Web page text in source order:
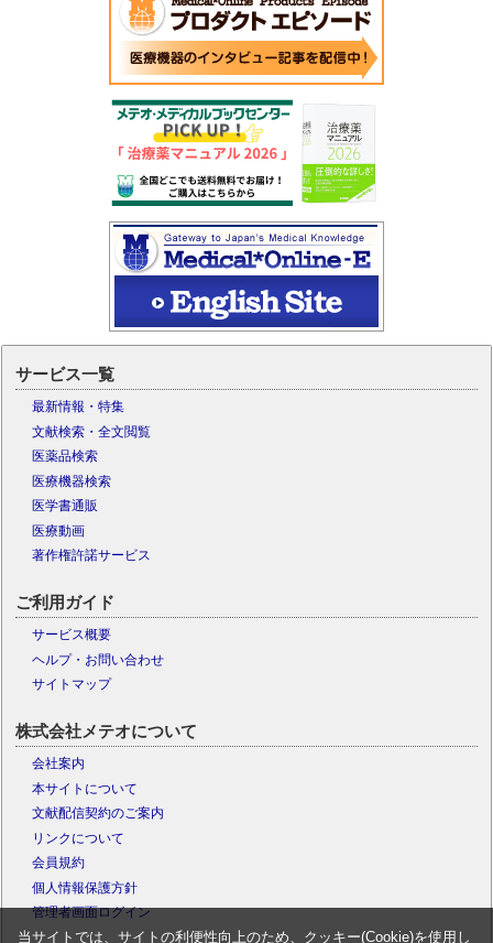
サービス一覧
最新情報・特集
文献検索・全文閲覧
医薬品検索
医療機器検索
医学書通販
医療動画
著作権許諾サービス
ご利用ガイド
サービス概要
ヘルプ・お問い合わせ
サイトマップ
株式会社メテオについて
会社案内
本サイトについて
文献配信契約のご案内
リンクについて
会員規約
個人情報保護方針
管理者画面ログイン
当サイトでは、サイトの利便性向上のため、クッキー(Cookie)を使用し